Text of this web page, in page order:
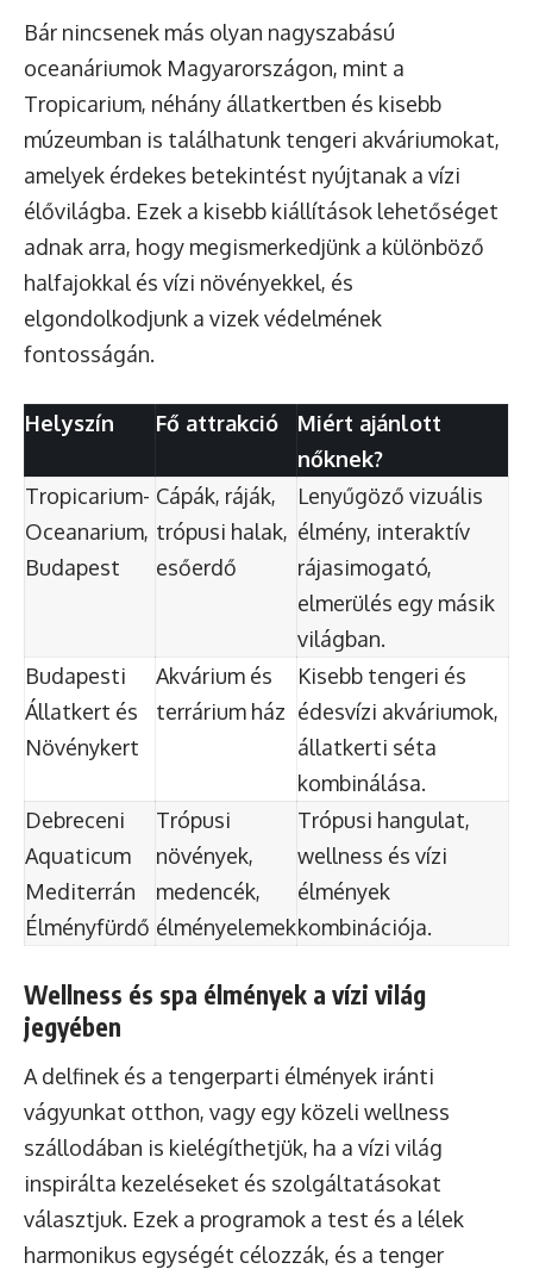
Bár nincsenek más olyan nagyszabású
oceanáriumok Magyarországon, mint a
Tropicarium, néhány állatkertben és kisebb
múzeumban is találhatunk tengeri akváriumokat,
amelyek érdekes betekintést nyújtanak a vízi
élővilágba. Ezek a kisebb kiállítások lehetőséget
adnak arra, hogy megismerkedjünk a különböző
halfajokkal és vízi növényekkel, és
elgondolkodjunk a vizek védelmének
fontosságán.
Helyszín Fő attrakció
Miért ajánlott
nőknek?
Tropicarium-
Oceanarium,
Budapest
Cápák, ráják,
trópusi halak,
esőerdő
Lenyűgöző vizuális
élmény, interaktív
rájasimogató,
elmerülés egy másik
világban.
Budapesti
Állatkert és
Növénykert
Akvárium és
terrárium ház
Kisebb tengeri és
édesvízi akváriumok,
állatkerti séta
kombinálása.
Debreceni
Aquaticum
Mediterrán
Élményfürdő
Trópusi
növények,
medencék,
élményelemek
Trópusi hangulat,
wellness és vízi
élmények
kombinációja.
Wellness és spa élmények a vízi világ
jegyében
A delfinek és a tengerparti élmények iránti
vágyunkat otthon, vagy egy közeli wellness
szállodában is kielégíthetjük, ha a vízi világ
inspirálta kezeléseket és szolgáltatásokat
választjuk. Ezek a programok a test és a lélek
harmonikus egységét célozzák, és a tenger